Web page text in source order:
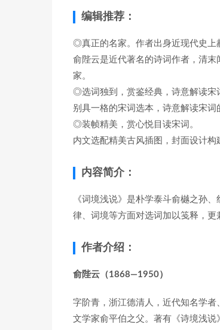
编辑推荐：
◎真正的名家。作者出身近现代史上
俞陛云是近代著名的诗词作者，清
家。
◎选词独到，赏鉴经典，诗意解读宋
别具一格的宋词选本，诗意解读宋词
◎装帧精美，赏心悦目读宋词。
内文选配精美古风插图，封面设计构
内容简介：
《词境浅说》是朴学泰斗俞樾之孙
律、词境等方面对选词加以笺释，更
作者介绍：
俞陛云（1868—1950）
字阶青，浙江德清人，近代知名学
文学家俞平伯之父。著有《诗境浅